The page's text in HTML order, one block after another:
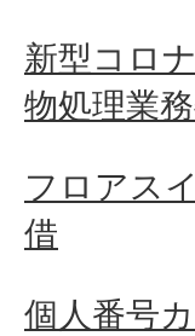
新型コロ
物処理業
フロアス
借
個人番号